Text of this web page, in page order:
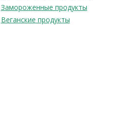
Замороженные продукты
Веганские продукты